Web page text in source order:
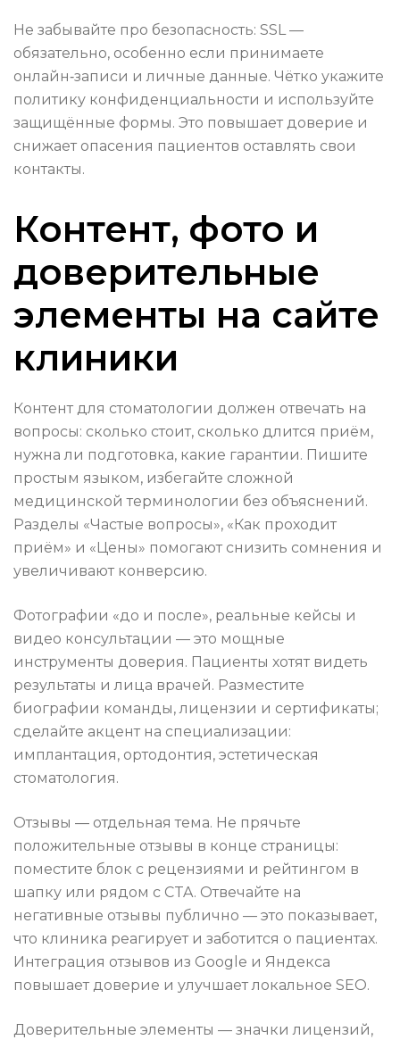
Не забывайте про безопасность: SSL —
обязательно, особенно если принимаете
онлайн‑записи и личные данные. Чётко укажите
политику конфиденциальности и используйте
защищённые формы. Это повышает доверие и
снижает опасения пациентов оставлять свои
контакты.
Контент, фото и
доверительные
элементы на сайте
клиники
Контент для стоматологии должен отвечать на
вопросы: сколько стоит, сколько длится приём,
нужна ли подготовка, какие гарантии. Пишите
простым языком, избегайте сложной
медицинской терминологии без объяснений.
Разделы «Частые вопросы», «Как проходит
приём» и «Цены» помогают снизить сомнения и
увеличивают конверсию.
Фотографии «до и после», реальные кейсы и
видео консультации — это мощные
инструменты доверия. Пациенты хотят видеть
результаты и лица врачей. Разместите
биографии команды, лицензии и сертификаты;
сделайте акцент на специализации:
имплантация, ортодонтия, эстетическая
стоматология.
Отзывы — отдельная тема. Не прячьте
положительные отзывы в конце страницы:
поместите блок с рецензиями и рейтингом в
шапку или рядом с CTA. Отвечайте на
негативные отзывы публично — это показывает,
что клиника реагирует и заботится о пациентах.
Интеграция отзывов из Google и Яндекса
повышает доверие и улучшает локальное SEO.
Доверительные элементы — значки лицензий,